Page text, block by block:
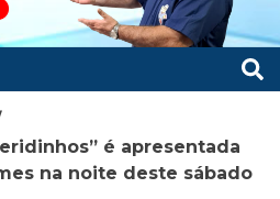
é apresentada
na noite deste sábado